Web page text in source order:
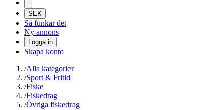
SEK
Så funkar det
Ny annons
Logga in
Skapa konto
/Alla kategorier
/Sport & Fritid
/Fiske
/Fiskedrag
/Övriga fiskedrag